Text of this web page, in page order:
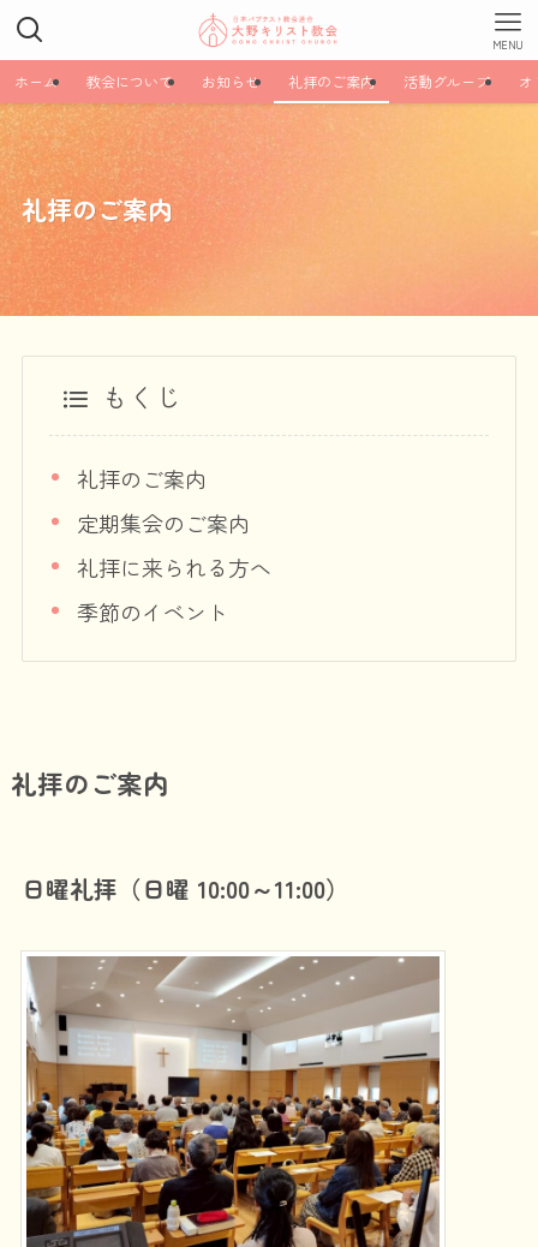
MENU
ホーム 教会について お知らせ 礼拝のご案内 活動グループ オ
礼拝のご案内
もくじ
礼拝のご案内
定期集会のご案内
礼拝に来られる方へ
季節のイベント
礼拝のご案内
日曜礼拝（日曜 10:00～11:00）